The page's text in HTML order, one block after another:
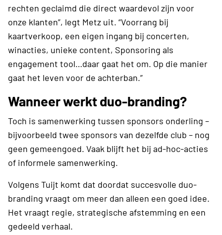
rechten geclaimd die direct waardevol zijn voor
onze klanten”, legt Metz uit. “Voorrang bij
kaartverkoop, een eigen ingang bij concerten,
winacties, unieke content, Sponsoring als
engagement tool…daar gaat het om. Op die manier
gaat het leven voor de achterban.”
Wanneer werkt duo-branding?
Toch is samenwerking tussen sponsors onderling –
bijvoorbeeld twee sponsors van dezelfde club – nog
geen gemeengoed. Vaak blijft het bij ad-hoc-acties
of informele samenwerking.
Volgens Tuijt komt dat doordat succesvolle duo-
branding vraagt om meer dan alleen een goed idee.
Het vraagt regie, strategische afstemming en een
gedeeld verhaal.